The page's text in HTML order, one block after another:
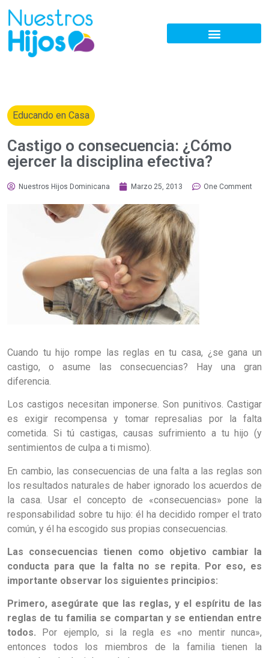
Educando en Casa
Castigo o consecuencia: ¿Cómo
ejercer la disciplina efectiva?
Nuestros Hijos Dominicana Marzo 25, 2013 One Comment
Cuando tu hijo rompe las reglas en tu casa, ¿se gana un
castigo, o asume las consecuencias? Hay una gran
diferencia.
Los castigos necesitan imponerse. Son punitivos. Castigar
es exigir recompensa y tomar represalias por la falta
cometida. Si tú castigas, causas sufrimiento a tu hijo (y
sentimientos de culpa a ti mismo).
En cambio, las consecuencias de una falta a las reglas son
los resultados naturales de haber ignorado los acuerdos de
la casa. Usar el concepto de «consecuencias» pone la
responsabilidad sobre tu hijo: él ha decidido romper el trato
común, y él ha escogido sus propias consecuencias.
Las consecuencias tienen como objetivo cambiar la
conducta para que la falta no se repita. Por eso, es
importante observar los siguientes principios:
Primero, asegúrate que las reglas, y el espíritu de las
reglas de tu familia se compartan y se entiendan entre
todos.
Por ejemplo, si la regla es «no mentir nunca»,
entonces todos los miembros de la familia tienen la